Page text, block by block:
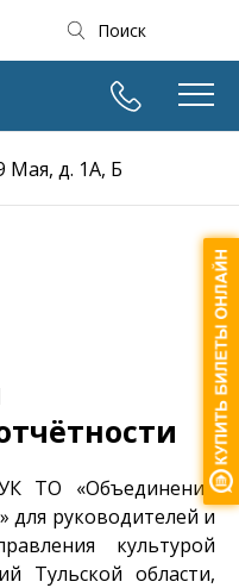
Поиск
Мая, д. 1А, Б
ТО «Объединение
для руководителей и
культурой
Тульской области,